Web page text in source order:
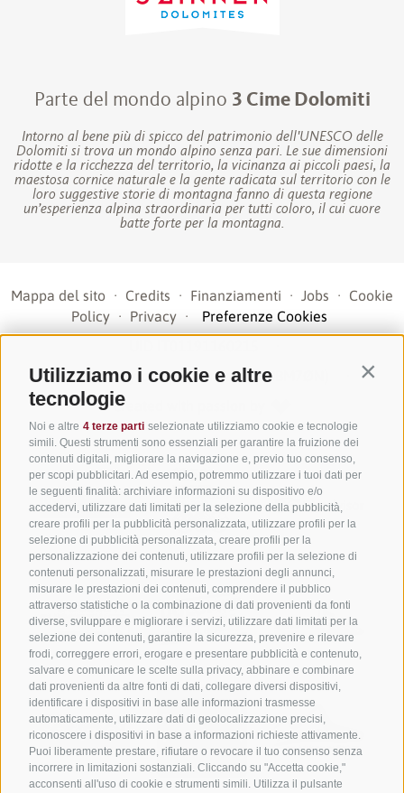
Utilizziamo i cookie e altre
tecnologie
Noi e altre 4 terze parti selezionate utilizziamo cookie e tecnologie
simili. Questi strumenti sono essenziali per garantire la fruizione dei
contenuti digitali, migliorare la navigazione e, previo tuo consenso,
per scopi pubblicitari. Ad esempio, potremmo utilizzare i tuoi dati per
le seguenti finalità: archiviare informazioni su dispositivo e/o
accedervi, utilizzare dati limitati per la selezione della pubblicità,
creare profili per la pubblicità personalizzata, utilizzare profili per la
selezione di pubblicità personalizzata, creare profili per la
personalizzazione dei contenuti, utilizzare profili per la selezione di
contenuti personalizzati, misurare le prestazioni degli annunci,
misurare le prestazioni dei contenuti, comprendere il pubblico
attraverso statistiche o la combinazione di dati provenienti da fonti
diverse, sviluppare e migliorare i servizi, utilizzare dati limitati per la
selezione dei contenuti, garantire la sicurezza, prevenire e rilevare
frodi, correggere errori, erogare e presentare pubblicità e contenuto,
salvare e comunicare le scelte sulla privacy, abbinare e combinare
dati provenienti da altre fonti di dati, collegare diversi dispositivi,
identificare i dispositivi in base alle informazioni trasmesse
automaticamente, utilizzare dati di geolocalizzazione precisi,
riconoscere i dispositivi in base a informazioni richieste attivamente.
Puoi liberamente prestare, rifiutare o revocare il tuo consenso senza
incorrere in limitazioni sostanziali. Cliccando su "Accetta cookie,"
acconsenti all'uso di cookie e strumenti simili. Utilizza il pulsante
Parte del mondo alpino 3 Cime Dolomiti
Intorno al bene più di spicco del patrimonio dell'UNESCO delle
Dolomiti si trova un mondo alpino senza pari. Le sue dimensioni
ridotte e la ricchezza del territorio, la vicinanza ai piccoli paesi, la
maestosa cornice naturale e la gente radicata sul territorio con le
loro suggestive storie di montagna fanno di questa regione
un’esperienza alpina straordinaria per tutti coloro, il cui cuore
batte forte per la montagna.
Mappa del sito · Credits · Finanziamenti · Jobs ·
Cookie
Policy · Privacy ·
Preferenze Cookies
sporthoteltyrol@pec.senso.bz (SUBM7ØN)
created with passion by